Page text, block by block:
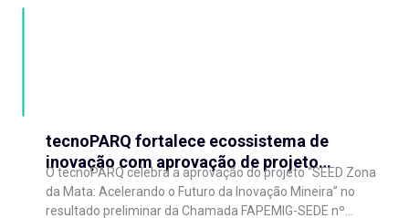
tecnoPARQ fortalece ecossistema de
inovação com aprovação de projeto
regional de aceleração de startups
O tecnoPARQ celebra a aprovação do projeto “SEED Zona
da Mata: Acelerando o Futuro da Inovação Mineira” no
resultado preliminar da Chamada FAPEMIG-SEDE nº